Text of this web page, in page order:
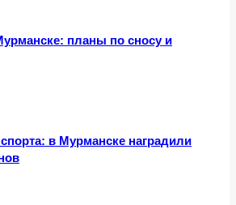
планы по сносу и
в Мурманске наградили